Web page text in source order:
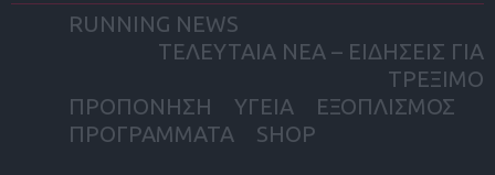
RUNNING NEWS
ΤΕΛΕΥΤΑΙΑ ΝΕΑ – ΕΙΔΗΣΕΙΣ ΓΙΑ
ΤΡΕΞΙΜΟ
ΠΡΟΠΟΝΗΣΗ
ΥΓΕΙΑ
ΕΞΟΠΛΙΣΜΟΣ
ΠΡΟΓΡΑΜΜΑΤΑ
SHOP